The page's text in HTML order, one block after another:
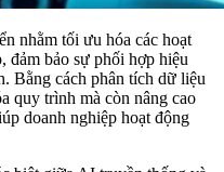
nhằm tối ưu hóa các hoạt
đảm bảo sự phối hợp hiệu
Bằng cách phân tích dữ liệu
quy trình mà còn nâng cao
doanh nghiệp hoạt động